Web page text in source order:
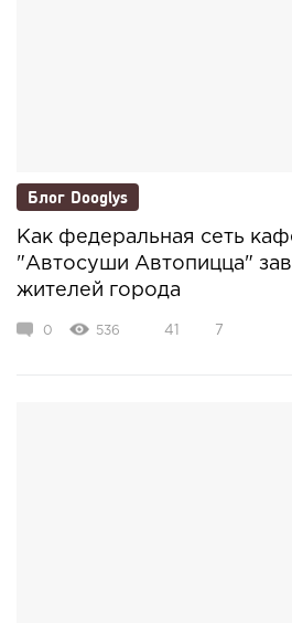
Блог Dooglys
Как федеральная сеть
"Автосуши Автопицца"
жителей города
0 536 41 7